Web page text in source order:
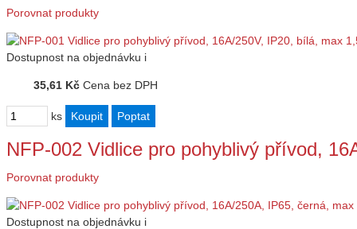
Porovnat produkty
Dostupnost na objednávku i
35,61 Kč Cena bez DPH
ks
NFP-002 Vidlice pro pohyblivý přívod,
Porovnat produkty
Dostupnost na objednávku i